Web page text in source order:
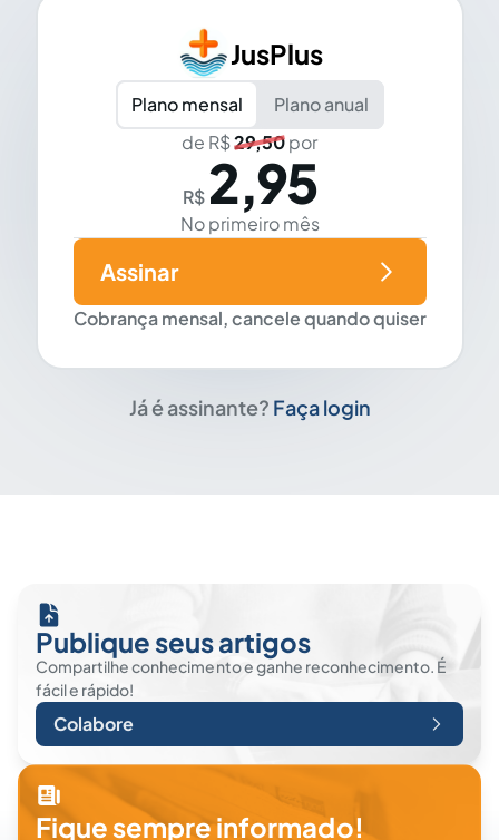
JusPlus
Plano mensal
Plano anual
de R$29,50por
R$ 2,95
No primeiro mês
Cobrança mensal, cancele quando quiser
Assinar
Já é assinante? Faça login
Publique seus artigos
Compartilhe conhecimento e ganhe reconhecimento. É
fácil e rápido!
Colabore
Fique sempre informado!